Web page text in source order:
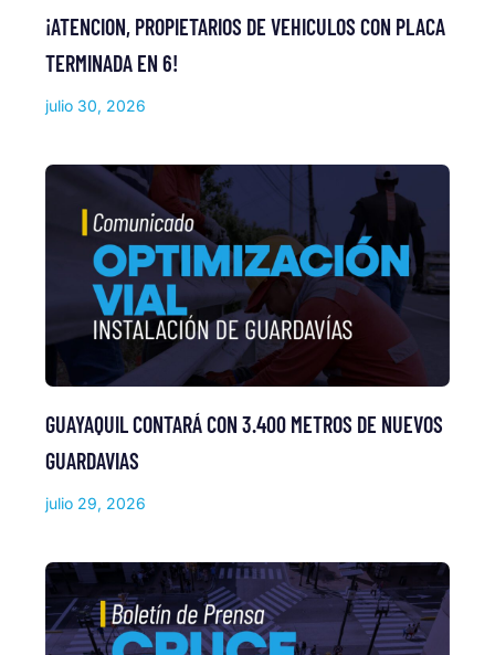
¡ATENCION, PROPIETARIOS DE VEHICULOS CON PLACA
TERMINADA EN 6!
julio 30, 2026
GUAYAQUIL CONTARÁ CON 3.400 METROS DE NUEVOS
GUARDAVIAS
julio 29, 2026